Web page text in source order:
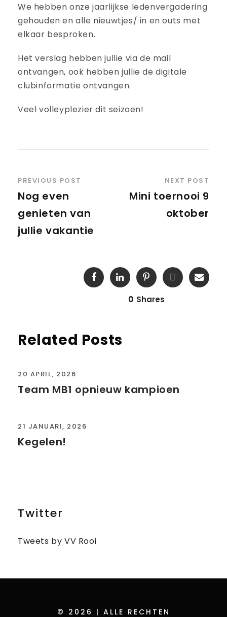
We hebben onze jaarlijkse ledenvergadering
gehouden en alle nieuwtjes/ in en outs met
elkaar besproken.
Het verslag hebben jullie via de mail
ontvangen, ook hebben jullie de digitale
clubinformatie ontvangen.
Veel volleyplezier dit seizoen!
PREVIOUS POST
Nog even
genieten van
jullie vakantie
NEXT POST
Mini toernooi 9
oktober
0 Shares
Related Posts
20 APRIL, 2026
Team MB1 opnieuw kampioen
21 JANUARI, 2026
Kegelen!
Twitter
Tweets by VV Rooi
© 2026 | ALLE RECHTEN